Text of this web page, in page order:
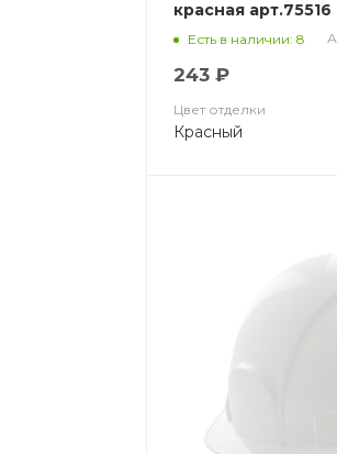
красная арт.75516
Есть в наличии: 8
243 ₽
Цвет отделки
Красный